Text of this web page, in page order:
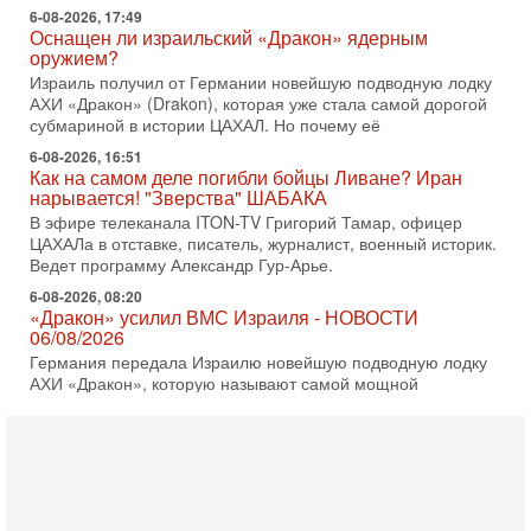
6-08-2026, 17:49
Оснащен ли израильский «Дракон» ядерным
оружием?
Израиль получил от Германии новейшую подводную лодку
АХИ «Дракон» (Drakon), которая уже стала самой дорогой
субмариной в истории ЦАХАЛ. Но почему её
6-08-2026, 16:51
Как на самом деле погибли бойцы Ливане? Иран
нарывается! "Зверства" ШАБАКА
В эфире телеканала ITON-TV Григорий Тамар, офицер
ЦАХАЛа в отставке, писатель, журналист, военный историк.
Ведет программу Александр Гур-Арье.
6-08-2026, 08:20
«Дракон» усилил ВМС Израиля - НОВОСТИ
06/08/2026
Германия передала Израилю новейшую подводную лодку
АХИ «Дракон», которую называют самой мощной